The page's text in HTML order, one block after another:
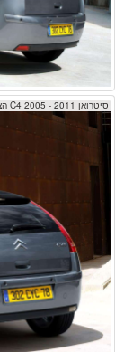
סיטרואן C4 2005 - 2011 הצ'בק - אפור - מבט מאחור